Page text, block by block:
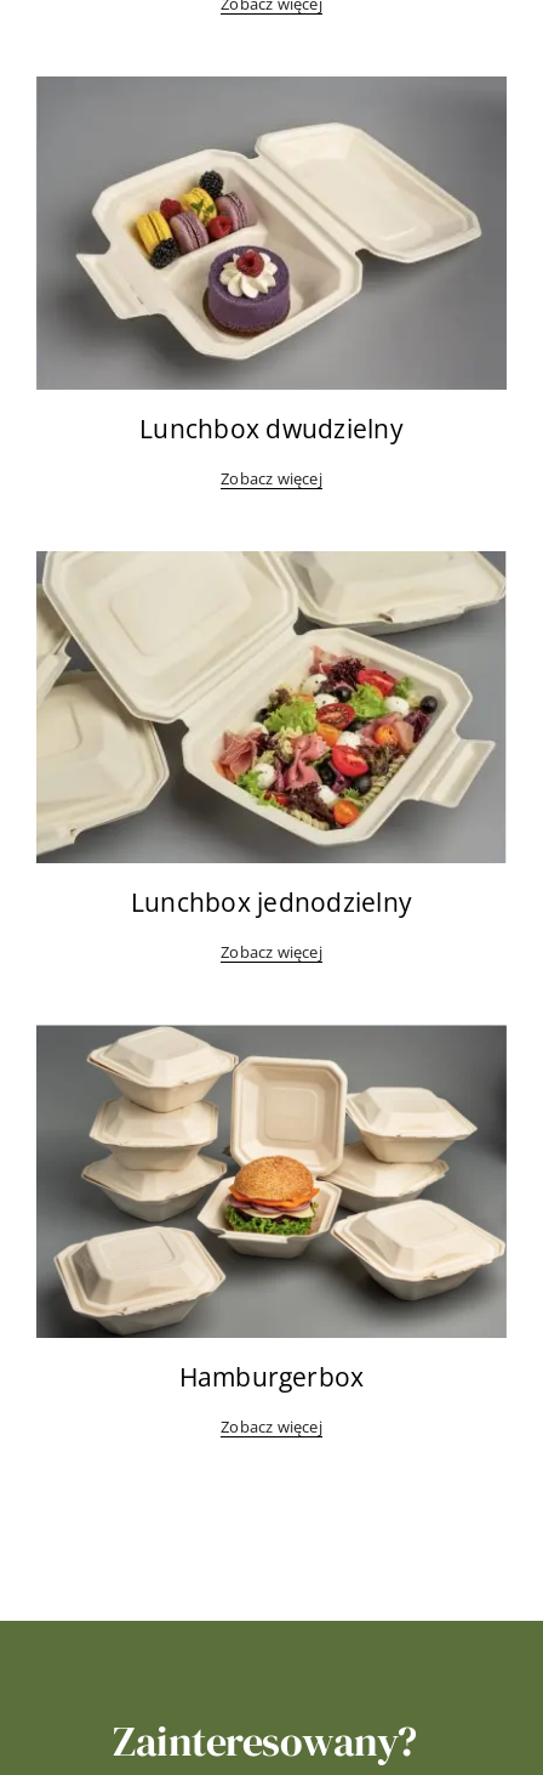
Lunchbox dwudzielny
Zobacz więcej
Lunchbox jednodzielny
Zobacz więcej
Hamburgerbox
Zobacz więcej
Zainteresowany?